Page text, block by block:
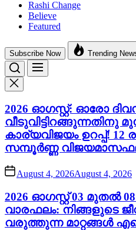
Rashi Change
Believe
Featured
Subscribe Now Trending
2026 ഓഗസ്റ്റ്: ഓരോ
കാര്യവിജയം ഉറപ്പ്! 12
സമ്പൂർണ്ണ
August 4, 2026August 4, 2026
2026 ഓഗസ്റ്റ് 03 മുതൽ
വാരഫലം: നിങ്ങളുടെ
വരുത്തുന്ന മാറ്റങ്ങൾ